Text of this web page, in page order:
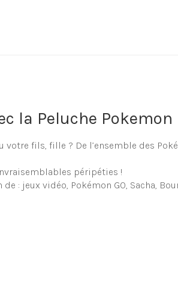
la Peluche
fils, fille ? De l’ensemble des
péripéties !
: jeux vidéo, Pokémon GO, Sacha,
Phyllali